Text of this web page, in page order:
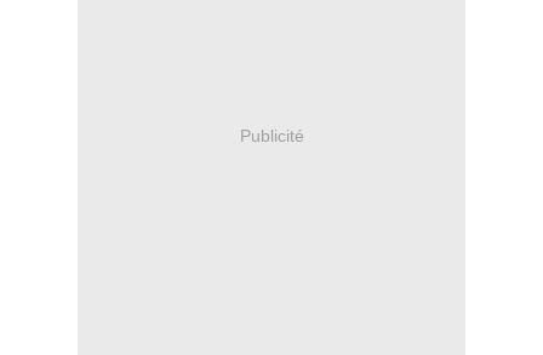
Publicité